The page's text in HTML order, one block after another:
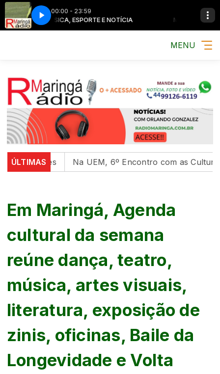
00:00 - 23:59
MÚSICA, ESPORTE E NOTÍCIA MÚSICA, ESPORTE E
MENU
ÚLTIMASNa UEM, 6º Encontro com as Culturas
Em Maringá, Agenda
cultural da semana
reúne dança, teatro,
música, artes visuais,
literatura, exposição de
zinis, oficinas, Baile da
Longevidade e Volta